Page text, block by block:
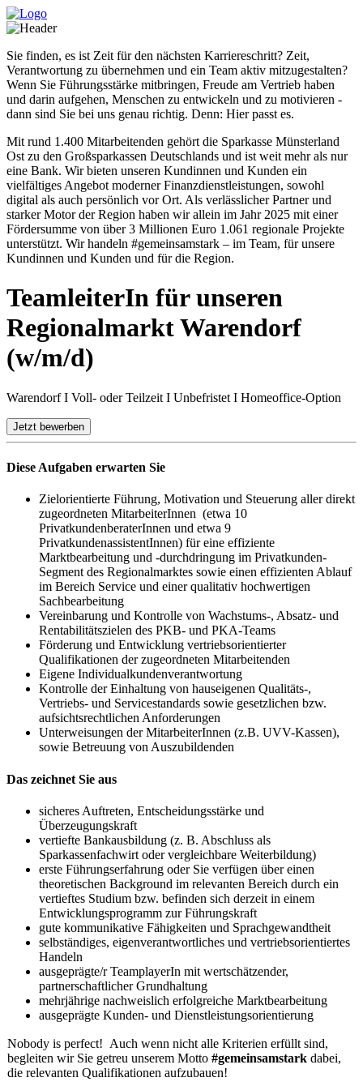
Sie finden, es ist Zeit für den nächsten Karriereschritt? Zeit,
Verantwortung zu übernehmen und ein Team aktiv mitzugestalten?
Wenn Sie Führungsstärke mitbringen, Freude am Vertrieb haben
und darin aufgehen, Menschen zu entwickeln und zu motivieren -
dann sind Sie bei uns genau richtig. Denn: Hier passt es.
Mit rund 1.400 Mitarbeitenden gehört die Sparkasse Münsterland
Ost zu den Großsparkassen Deutschlands und ist weit mehr als nur
eine Bank. Wir bieten unseren Kundinnen und Kunden ein
vielfältiges Angebot moderner Finanzdienstleistungen, sowohl
digital als auch persönlich vor Ort. Als verlässlicher Partner und
starker Motor der Region haben wir allein im Jahr 2025 mit einer
Fördersumme von über 3 Millionen Euro 1.061 regionale Projekte
unterstützt. Wir handeln #gemeinsamstark – im Team, für unsere
Kundinnen und Kunden und für die Region.
TeamleiterIn für unseren
Regionalmarkt Warendorf
(w/m/d)
Warendorf I Voll- oder Teilzeit I Unbefristet I Homeoffice-Option
Jetzt bewerben
Diese Aufgaben erwarten Sie
Zielorientierte Führung, Motivation und Steuerung aller direkt
zugeordneten MitarbeiterInnen (etwa 10
PrivatkundenberaterInnen und etwa 9
PrivatkundenassistentInnen) für eine effiziente
Marktbearbeitung und -durchdringung im Privatkunden-
Segment des Regionalmarktes sowie einen effizienten Ablauf
im Bereich Service und einer qualitativ hochwertigen
Sachbearbeitung
Vereinbarung und Kontrolle von Wachstums-, Absatz- und
Rentabilitätszielen des PKB- und PKA-Teams
Förderung und Entwicklung vertriebsorientierter
Qualifikationen der zugeordneten Mitarbeitenden
Eigene Individualkundenverantwortung
Kontrolle der Einhaltung von hauseigenen Qualitäts-,
Vertriebs- und Servicestandards sowie gesetzlichen bzw.
aufsichtsrechtlichen Anforderungen
Unterweisungen der MitarbeiterInnen (z.B. UVV-Kassen),
sowie Betreuung von Auszubildenden
Das zeichnet Sie aus
sicheres Auftreten, Entscheidungsstärke und
Überzeugungskraft
vertiefte Bankausbildung (z. B. Abschluss als
Sparkassenfachwirt oder vergleichbare Weiterbildung)
erste Führungserfahrung oder Sie verfügen über einen
theoretischen Background im relevanten Bereich durch ein
vertieftes Studium bzw. befinden sich derzeit in einem
Entwicklungsprogramm zur Führungskraft
gute kommunikative Fähigkeiten und Sprachgewandtheit
selbständiges, eigenverantwortliches und vertriebsorientiertes
Handeln
ausgeprägte/r TeamplayerIn mit wertschätzender,
partnerschaftlicher Grundhaltung
mehrjährige nachweislich erfolgreiche Marktbearbeitung
ausgeprägte Kunden- und Dienstleistungsorientierung
Nobody is perfect! Auch wenn nicht alle Kriterien erfüllt sind,
begleiten wir Sie getreu unserem Motto #gemeinsamstark dabei,
die relevanten Qualifikationen aufzubauen!